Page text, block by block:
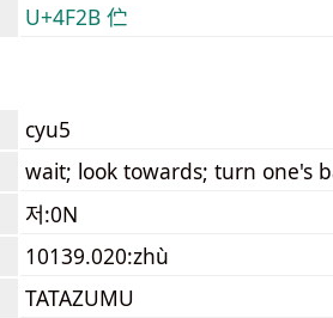
U+4F2B 伫
cyu5
wait; look towards; turn one's
저:0N
10139.020:zhù
TATAZUMU